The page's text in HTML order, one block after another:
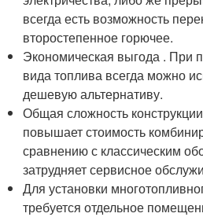
всегда есть возможность
второстепенное горючее.
Экономическая выгода . При
вида топлива всегда можно
дешевую альтернативу.
Общая сложность
повышает стоимость
сравнению с классическим
затрудняет сервисное
Для установки
требуется отдельное